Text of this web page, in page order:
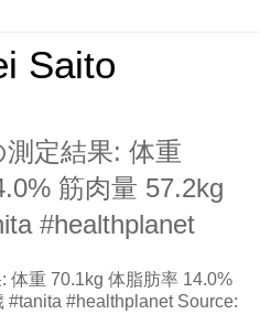
Saito
定結果: 体重
筋肉量 57.2kg
#healthplanet
体重 70.1kg 体脂肪率 14.0%
#tanita #healthplanet Source: